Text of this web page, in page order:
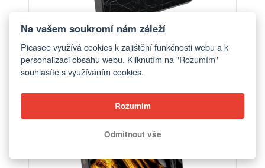
Powerbanka s MagSafe 5 000 mAh Šedá -
SCRATCH
od 1 390 Kč
Na vašem soukromí nám záleží
Picasee využívá cookies k zajištění funkčnosti webu a k
personalizaci obsahu webu. Kliknutím na "Rozumím"
souhlasíte s využíváním cookies.
Rozumím
Odmítnout vše